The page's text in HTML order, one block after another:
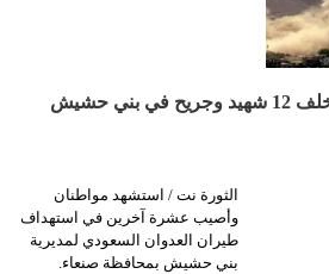
غارات لطيران العدوان تخلف 12 شهيد وجريح في بني حشيش
الثورة نت / استشهد مواطنان
وأصيب عشرة آخرين في استهداف
طيران العدوان السعودي لمديرية
بني حشيش بمحافظة صنعاء.